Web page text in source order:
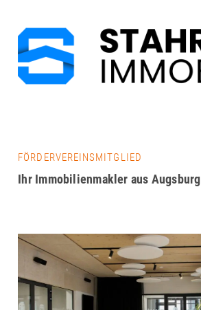
FÖRDERVEREINSMITGLIED
Ihr Immobilienmakler aus Augsburg